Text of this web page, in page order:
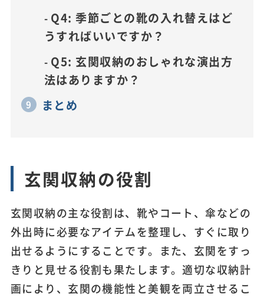
Q4: 季節ごとの靴の入れ替えはど
うすればいいですか？
Q5: 玄関収納のおしゃれな演出方
法はありますか？
まとめ
玄関収納の役割
玄関収納の主な役割は、靴やコート、傘などの
外出時に必要なアイテムを整理し、すぐに取り
出せるようにすることです。また、玄関をすっ
きりと見せる役割も果たします。適切な収納計
画により、玄関の機能性と美観を両立させるこ